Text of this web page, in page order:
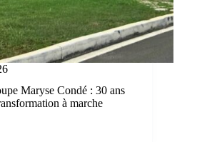
Maryse Condé : 30 ans
à marche